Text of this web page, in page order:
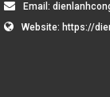
Email:
Website: https://